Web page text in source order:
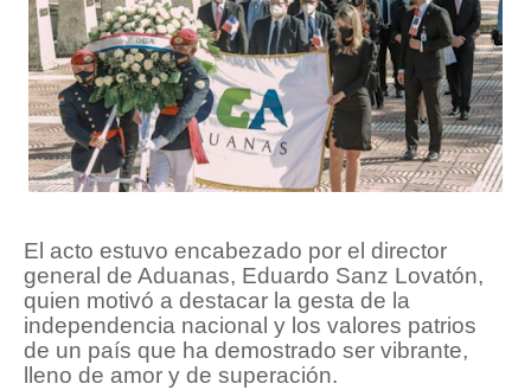
El acto estuvo encabezado por el director
general de Aduanas, Eduardo Sanz Lovatón,
quien motivó a destacar la gesta de la
independencia nacional y los valores patrios
de un país que ha demostrado ser vibrante,
lleno de amor y de superación.